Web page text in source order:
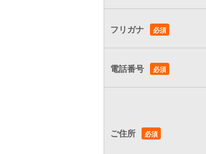
フリガナ
電話番号
ご住所